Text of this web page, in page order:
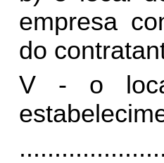
empresa
do
V - o